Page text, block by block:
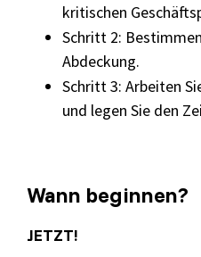
kritischen
Schritt 2:
Abdeckung.
Schritt 3: Arbeiten
und legen Sie den
Wann beginnen?
JETZT!